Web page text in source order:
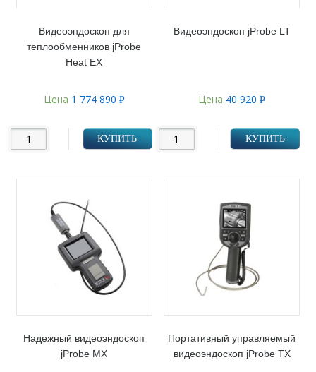
Видеоэндоскоп для
теплообменников jProbe
Heat EX
Цена 1 774 890 Р
КУПИТЬ
Видеоэндоскоп jProbe LT
Цена 40 920Р
КУПИТЬ
Надежный видеоэндоскоп
jProbe MX
Портативный управляемый
видеоэндоскоп jProbe TX